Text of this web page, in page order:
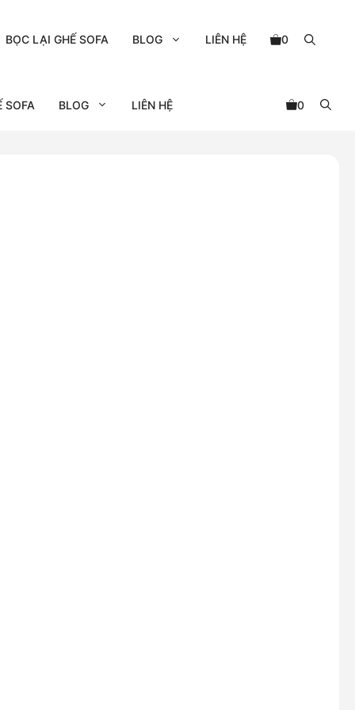
BỌC LẠI GHẾ SOFA BLOG LIÊN HỆ 0
SOFA BLOG LIÊN HỆ 0